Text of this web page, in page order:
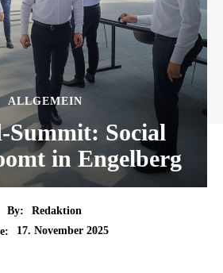
ALLGEMEIN
Summit: Social
in Engelberg
By:
Redaktion
17. November 2025